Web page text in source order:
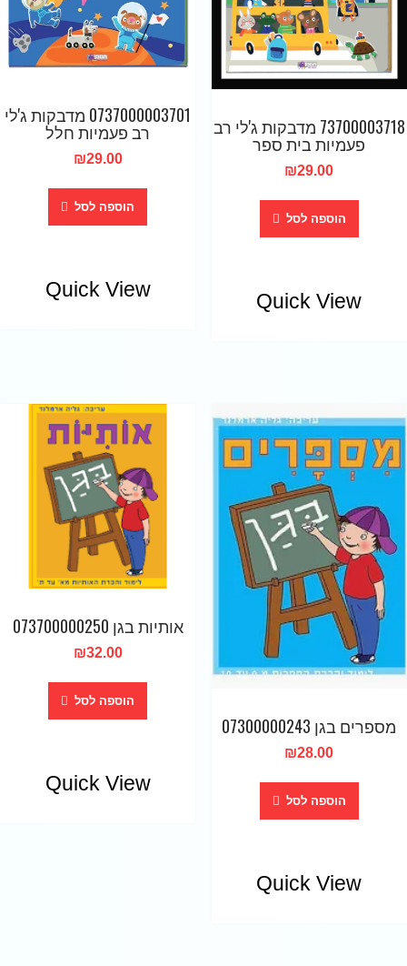
73700003718 מדבקות ג'לי רב
פעמיות בית ספר
₪29.00
הוספה לסל
Quick View
0737000003701 מדבקות ג'לי
רב פעמיות חלל
₪29.00
הוספה לסל
Quick View
מספרים בגן 07300000243
₪28.00
הוספה לסל
Quick View
אותיות בגן 073700000250
₪32.00
הוספה לסל
Quick View